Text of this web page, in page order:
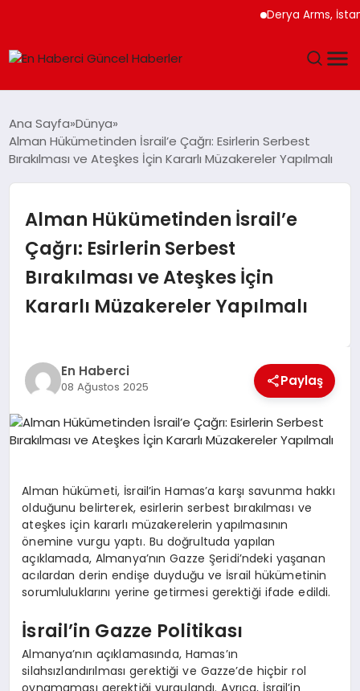
Derya Arms,
SPOR
MAGAZIN
EKONOMI
SIYASET
Ana Sayfa Dünya
Alman Hükümetinden İsrail’e Çağrı: Esirlerin Serbest
Bırakılması ve Ateşkes İçin Kararlı Müzakereler Yapılmalı
Alman Hükümetinden İsrail’e
Çağrı: Esirlerin Serbest
Bırakılması ve Ateşkes İçin
Kararlı Müzakereler Yapılmalı
En Haberci
08 Ağustos 2025 Paylaş
Alman hükümeti, İsrail’in Hamas’a karşı savunma hakkı
olduğunu belirterek, esirlerin serbest bırakılması ve
ateşkes için kararlı müzakerelerin yapılmasının
önemine vurgu yaptı. Bu doğrultuda yapılan
açıklamada, Almanya’nın Gazze Şeridi’ndeki yaşanan
acılardan derin endişe duyduğu ve İsrail hükümetinin
sorumluluklarını yerine getirmesi gerektiği ifade edildi.
İsrail’in Gazze Politikası
Almanya’nın açıklamasında, Hamas’ın
silahsızlandırılması gerektiği ve Gazze’de hiçbir rol